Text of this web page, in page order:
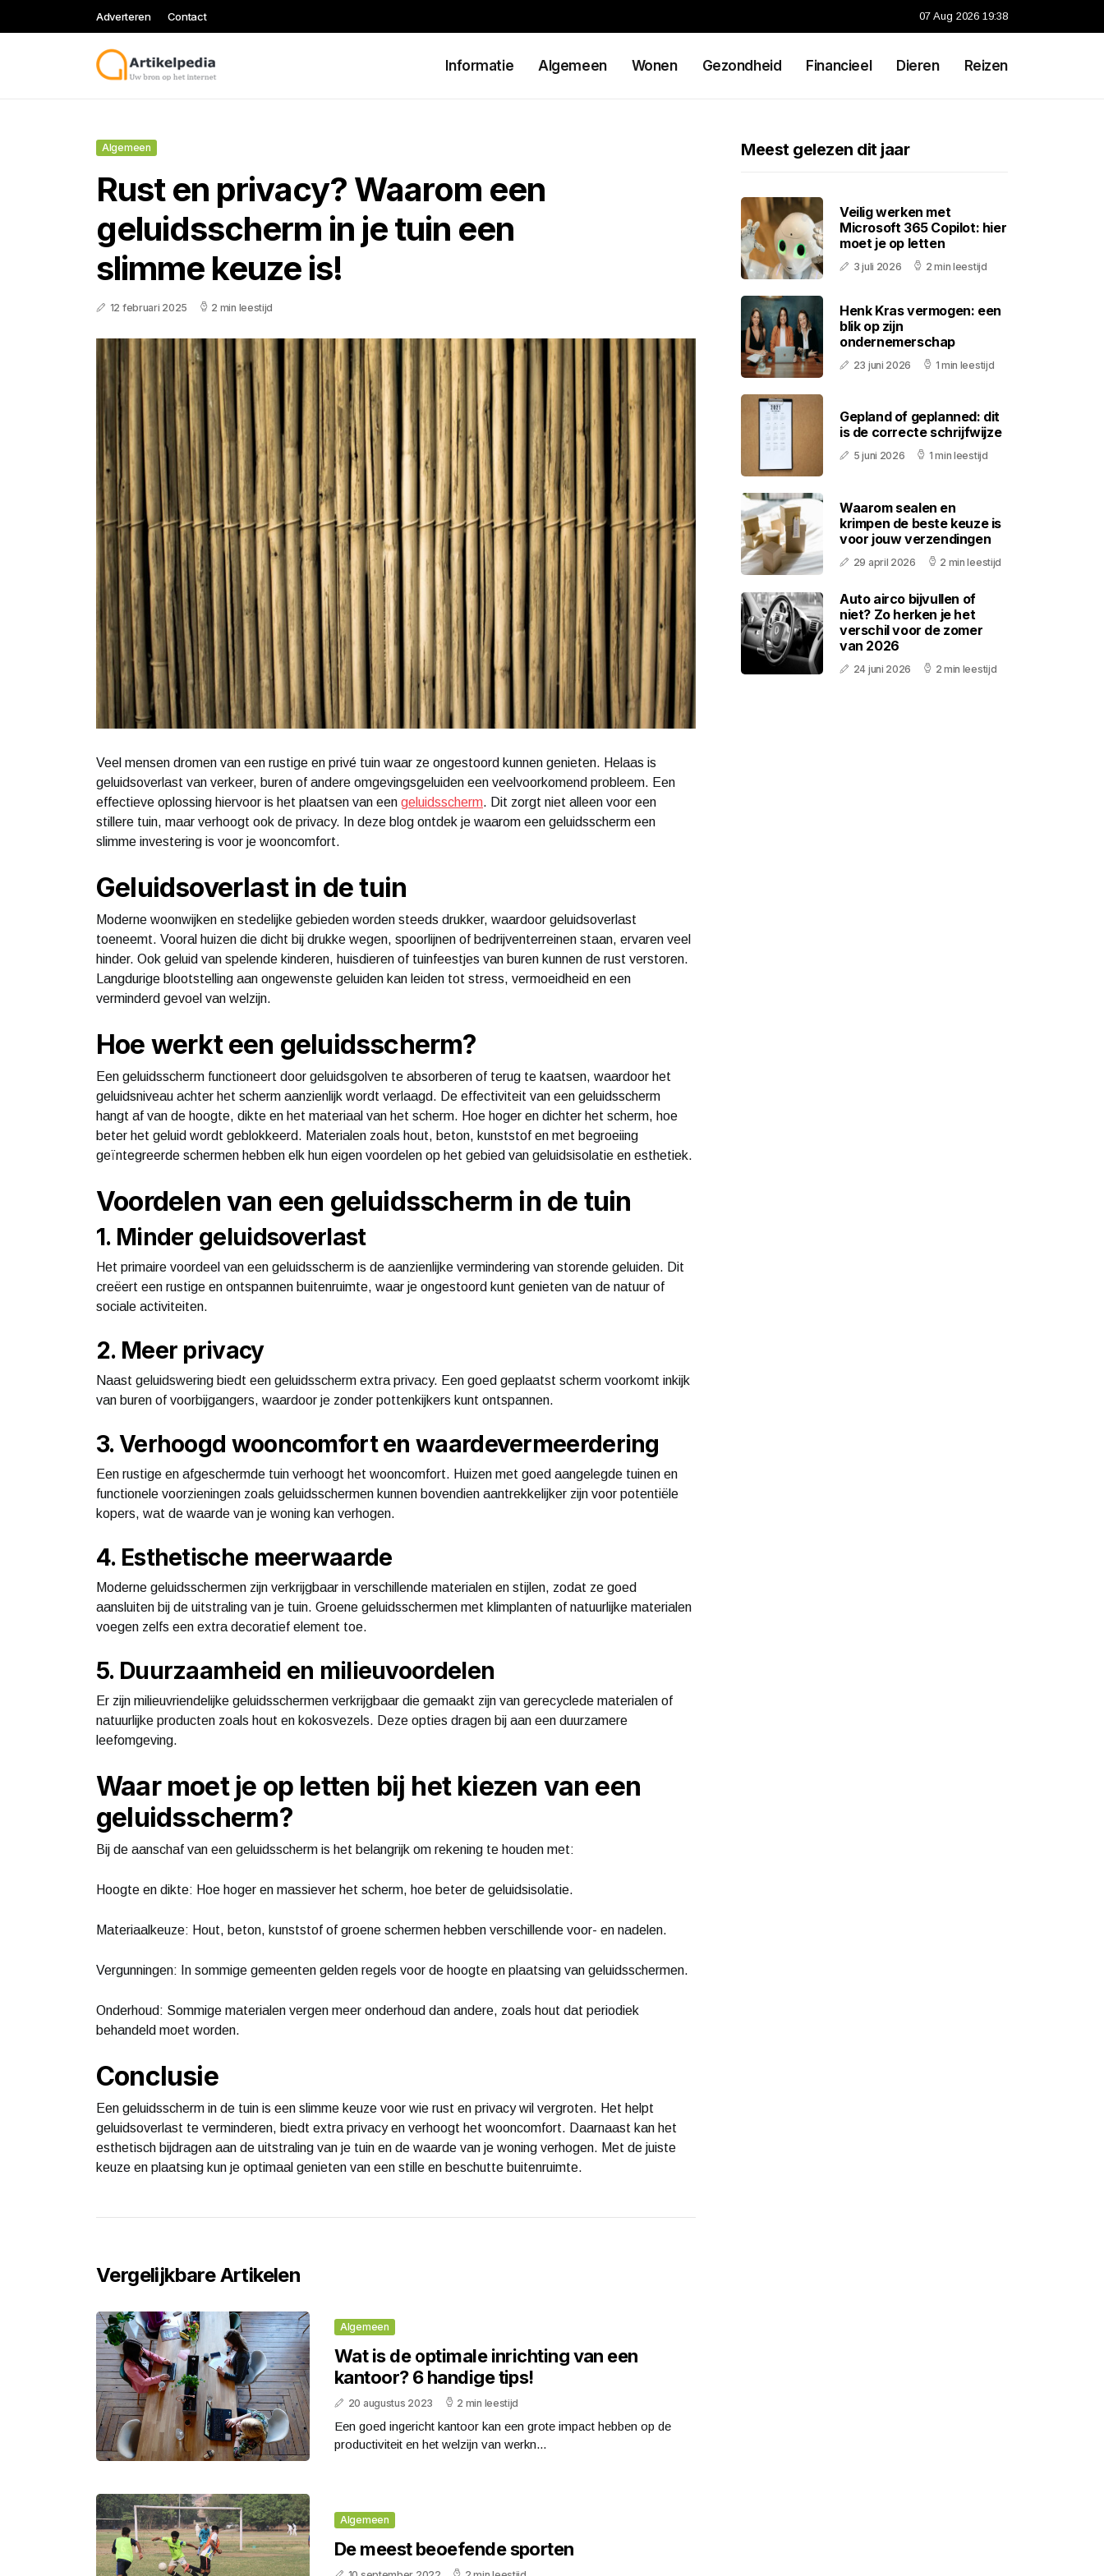
Adverteren Contact 07 Aug 2026 19:38
Informatie Algemeen Wonen Gezondheid Financieel Dieren Reizen
Algemeen
Rust en privacy? Waarom een
geluidsscherm in je tuin een
slimme keuze is!
12 februari 2025 2 min leestijd
Veel mensen dromen van een rustige en privé tuin waar ze ongestoord kunnen genieten. Helaas is
geluidsoverlast van verkeer, buren of andere omgevingsgeluiden een veelvoorkomend probleem. Een
effectieve oplossing hiervoor is het plaatsen van een geluidsscherm. Dit zorgt niet alleen voor een
stillere tuin, maar verhoogt ook de privacy. In deze blog ontdek je waarom een geluidsscherm een
slimme investering is voor je wooncomfort.
Geluidsoverlast in de tuin
Moderne woonwijken en stedelijke gebieden worden steeds drukker, waardoor geluidsoverlast
toeneemt. Vooral huizen die dicht bij drukke wegen, spoorlijnen of bedrijventerreinen staan, ervaren veel
hinder. Ook geluid van spelende kinderen, huisdieren of tuinfeestjes van buren kunnen de rust verstoren.
Langdurige blootstelling aan ongewenste geluiden kan leiden tot stress, vermoeidheid en een
verminderd gevoel van welzijn.
Hoe werkt een geluidsscherm?
Een geluidsscherm functioneert door geluidsgolven te absorberen of terug te kaatsen, waardoor het
geluidsniveau achter het scherm aanzienlijk wordt verlaagd. De effectiviteit van een geluidsscherm
hangt af van de hoogte, dikte en het materiaal van het scherm. Hoe hoger en dichter het scherm, hoe
beter het geluid wordt geblokkeerd. Materialen zoals hout, beton, kunststof en met begroeiing
geïntegreerde schermen hebben elk hun eigen voordelen op het gebied van geluidsisolatie en esthetiek.
Voordelen van een geluidsscherm in de tuin
1. Minder geluidsoverlast
Het primaire voordeel van een geluidsscherm is de aanzienlijke vermindering van storende geluiden. Dit
creëert een rustige en ontspannen buitenruimte, waar je ongestoord kunt genieten van de natuur of
sociale activiteiten.
2. Meer privacy
Naast geluidswering biedt een geluidsscherm extra privacy. Een goed geplaatst scherm voorkomt inkijk
van buren of voorbijgangers, waardoor je zonder pottenkijkers kunt ontspannen.
3. Verhoogd wooncomfort en waardevermeerdering
Een rustige en afgeschermde tuin verhoogt het wooncomfort. Huizen met goed aangelegde tuinen en
functionele voorzieningen zoals geluidsschermen kunnen bovendien aantrekkelijker zijn voor potentiële
kopers, wat de waarde van je woning kan verhogen.
4. Esthetische meerwaarde
Moderne geluidsschermen zijn verkrijgbaar in verschillende materialen en stijlen, zodat ze goed
aansluiten bij de uitstraling van je tuin. Groene geluidsschermen met klimplanten of natuurlijke materialen
voegen zelfs een extra decoratief element toe.
5. Duurzaamheid en milieuvoordelen
Er zijn milieuvriendelijke geluidsschermen verkrijgbaar die gemaakt zijn van gerecyclede materialen of
natuurlijke producten zoals hout en kokosvezels. Deze opties dragen bij aan een duurzamere
leefomgeving.
Waar moet je op letten bij het kiezen van een
geluidsscherm?
Bij de aanschaf van een geluidsscherm is het belangrijk om rekening te houden met:
Hoogte en dikte: Hoe hoger en massiever het scherm, hoe beter de geluidsisolatie.
Materiaalkeuze: Hout, beton, kunststof of groene schermen hebben verschillende voor- en nadelen.
Vergunningen: In sommige gemeenten gelden regels voor de hoogte en plaatsing van geluidsschermen.
Onderhoud: Sommige materialen vergen meer onderhoud dan andere, zoals hout dat periodiek
behandeld moet worden.
Conclusie
Een geluidsscherm in de tuin is een slimme keuze voor wie rust en privacy wil vergroten. Het helpt
geluidsoverlast te verminderen, biedt extra privacy en verhoogt het wooncomfort. Daarnaast kan het
esthetisch bijdragen aan de uitstraling van je tuin en de waarde van je woning verhogen. Met de juiste
keuze en plaatsing kun je optimaal genieten van een stille en beschutte buitenruimte.
Vergelijkbare Artikelen
Algemeen
Wat is de optimale inrichting van een
kantoor? 6 handige tips!
20 augustus 2023 2 min leestijd
Een goed ingericht kantoor kan een grote impact hebben op de
productiviteit en het welzijn van werkn...
Algemeen
De meest beoefende sporten
Meest gelezen dit jaar
Veilig werken met
Microsoft 365 Copilot: hier
moet je op letten
3 juli 2026 2 min leestijd
Henk Kras vermogen: een
blik op zijn
ondernemerschap
23 juni 2026 1 min leestijd
Gepland of geplanned: dit
is de correcte schrijfwijze
5 juni 2026 1 min leestijd
Waarom sealen en
krimpen de beste keuze is
voor jouw verzendingen
29 april 2026 2 min leestijd
Auto airco bijvullen of
niet? Zo herken je het
verschil voor de zomer
van 2026
24 juni 2026 2 min leestijd